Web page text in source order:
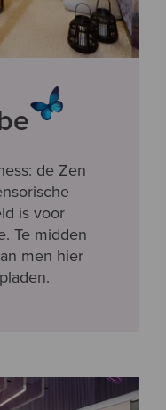
de Zen
is voor
Te midden
men hier